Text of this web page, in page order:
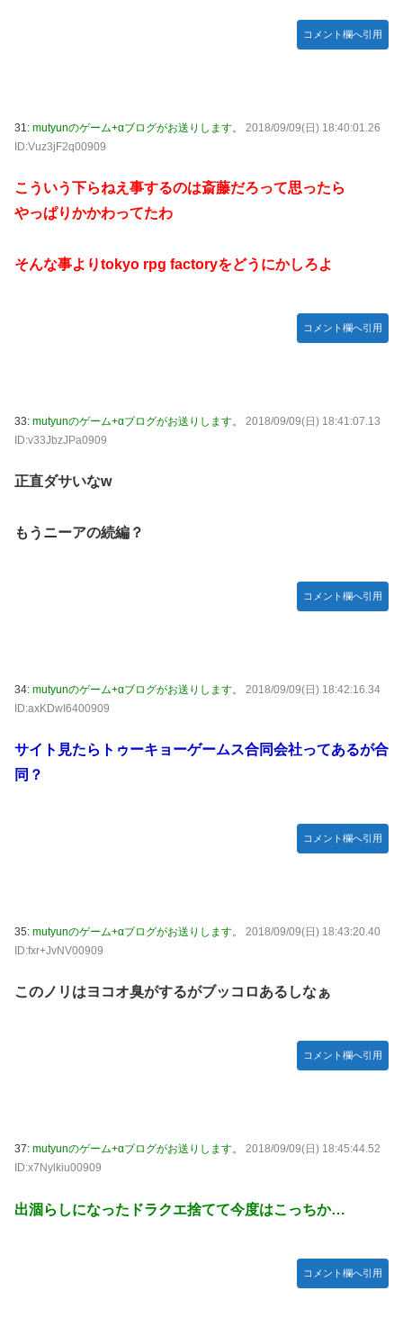
コメント欄へ引用
31: mutyunのゲーム+αブログがお送りします。
2018/09/09(日) 18:40:01.26
ID:Vuz3jF2q00909
こういう下らねえ事するのは斎藤だろって思ったら
やっぱりかかわってたわ
そんな事よりtokyo rpg factoryをどうにかしろよ
コメント欄へ引用
33: mutyunのゲーム+αブログがお送りします。
2018/09/09(日) 18:41:07.13
ID:v33JbzJPa0909
正直ダサいなw
もうニーアの続編？
コメント欄へ引用
34: mutyunのゲーム+αブログがお送りします。
2018/09/09(日) 18:42:16.34
ID:axKDwI6400909
サイト見たらトゥーキョーゲームス合同会社ってあるが合
同？
コメント欄へ引用
35: mutyunのゲーム+αブログがお送りします。
2018/09/09(日) 18:43:20.40
ID:fxr+JvNV00909
このノリはヨコオ臭がするがブッコロあるしなぁ
コメント欄へ引用
37: mutyunのゲーム+αブログがお送りします。
2018/09/09(日) 18:45:44.52
ID:x7Nylkiu00909
出涸らしになったドラクエ捨てて今度はこっちか…
コメント欄へ引用